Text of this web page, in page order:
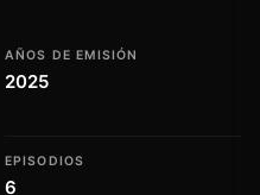
AÑOS DE EMISIÓN
2025
EPISODIOS
6